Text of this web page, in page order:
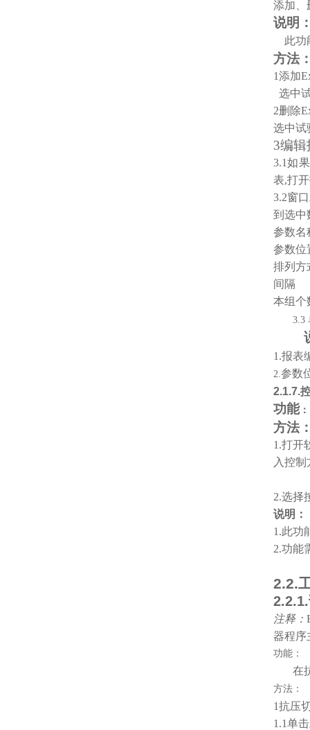
添加、
说明
此功
方法
1添加
选中
2删除
选中试
3编辑
3.1如
表,打
3.2窗
到选中
参数名
参数位
排列方
间隔 :
本组个
3.3
1.报表
2.参数
2.1.7.
功能
方法
1.打开
入控
2.选择
说明：
1.此功
2.功能
2.2.
2.2.1.
注释：
器程序
功能：
在
方法：
1抗压
1.1单